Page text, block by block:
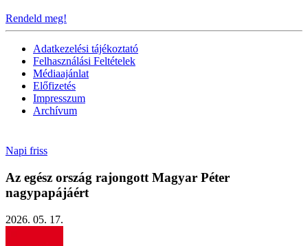
Rendeld meg!
Adatkezelési tájékoztató
Felhasználási Feltételek
Médiaajánlat
Előfizetés
Impresszum
Archívum
Napi friss
Az egész ország rajongott Magyar Péter
nagypapájáért
2026. 05. 17.